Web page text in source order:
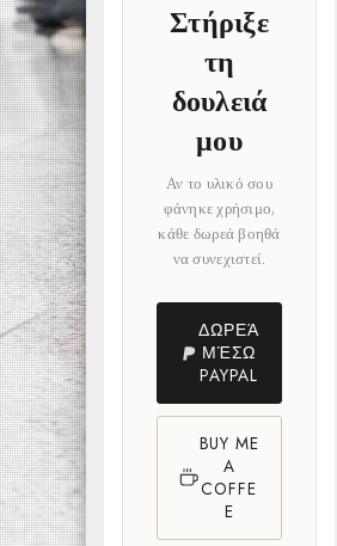
Στήριξε
τη
δουλειά
μου
Αν το υλικό σου
φάνηκε χρήσιμο,
κάθε δωρεά βοηθά
να συνεχιστεί.
ΔΩΡΕΆ
ΜΈΣΩ
PAYPAL
BUY ME
A
COFFE
E